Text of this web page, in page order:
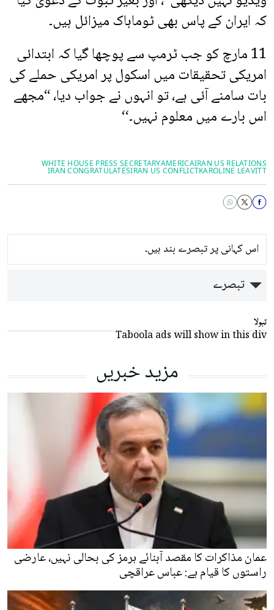
کہ ایران کے پاس بھی ٹوماہاک میزائل ہیں۔
11 مارچ کو جب ٹرمپ سے پوچھا گیا کہ ابتدائی
امریکی تحقیقات میں اسکول پر امریکی حملے کی
بات سامنے آئی ہے، تو انہوں نے جواب دیا، “مجھے
اس بارے میں معلوم نہیں۔‘‘
IRAN US RELATIONS
AMERICA
WHITE HOUSE PRESS SECRETARY
KAROLINE LEAVITT
IRAN US CONFLICT
IRAN CONGRATULATES
اس کہانی پر تبصرے بند ہیں۔
تبصرے
تبولا
Taboola ads will show in this div
مزید خبریں
عمان مذاکرات کا مقصد آبنائے ہرمز کی بحالی نہیں، عارضی
راستوں کا قیام ہے: عباس عراقچی